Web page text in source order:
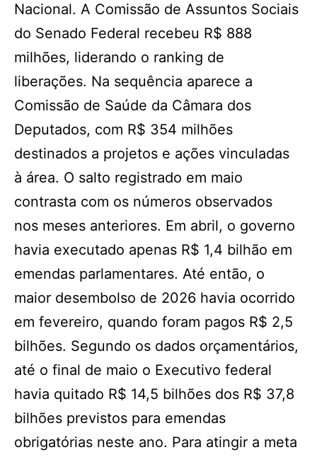
Nacional. A Comissão de Assuntos Sociais
do Senado Federal recebeu R$ 888
milhões, liderando o ranking de
liberações. Na sequência aparece a
Comissão de Saúde da Câmara dos
Deputados, com R$ 354 milhões
destinados a projetos e ações vinculadas
à área. O salto registrado em maio
contrasta com os números observados
nos meses anteriores. Em abril, o governo
havia executado apenas R$ 1,4 bilhão em
emendas parlamentares. Até então, o
maior desembolso de 2026 havia ocorrido
em fevereiro, quando foram pagos R$ 2,5
bilhões. Segundo os dados orçamentários,
até o final de maio o Executivo federal
havia quitado R$ 14,5 bilhões dos R$ 37,8
bilhões previstos para emendas
obrigatórias neste ano. Para atingir a meta